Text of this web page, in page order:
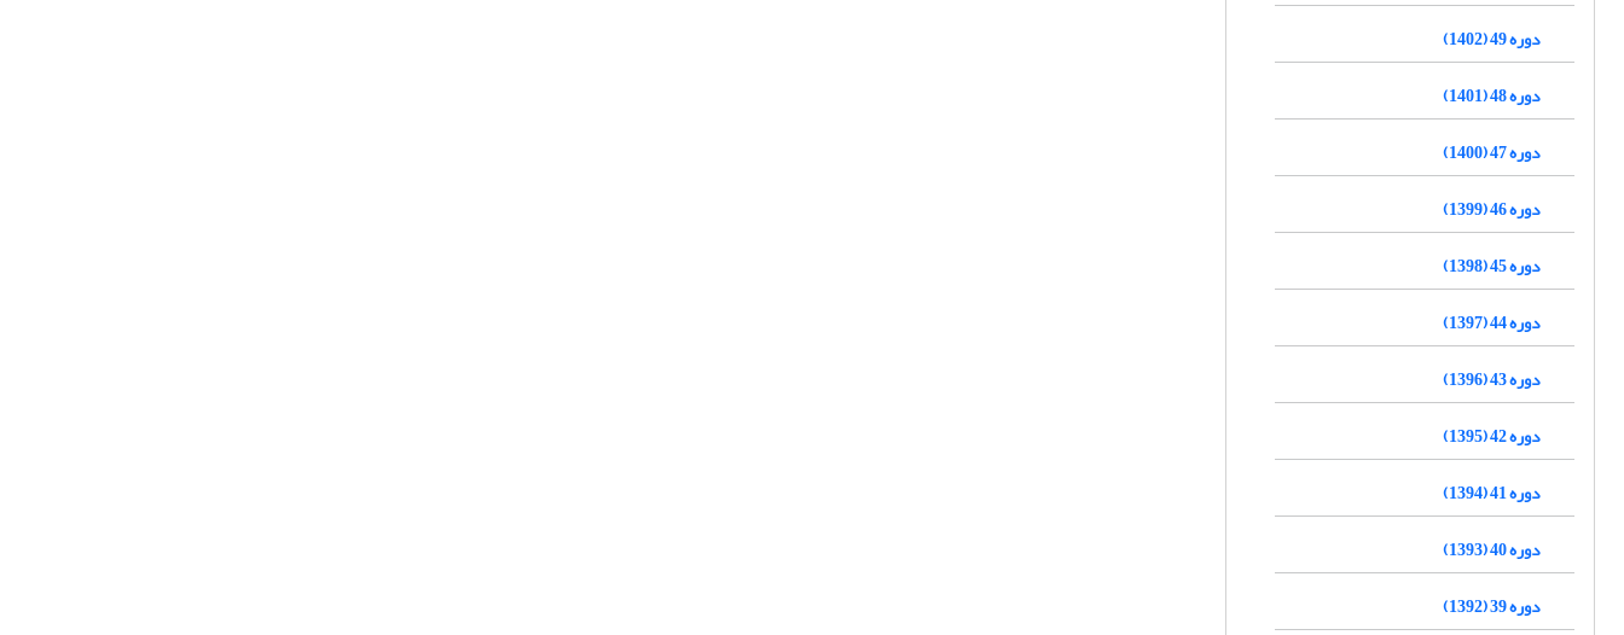
دوره 49 (1402)
دوره 48 (1401)
دوره 47 (1400)
دوره 46 (1399)
دوره 45 (1398)
دوره 44 (1397)
دوره 43 (1396)
دوره 42 (1395)
دوره 41 (1394)
دوره 40 (1393)
دوره 39 (1392)